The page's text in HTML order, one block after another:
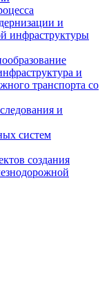
и
инфраструктуры
и
транспорта со
и
систем
создания